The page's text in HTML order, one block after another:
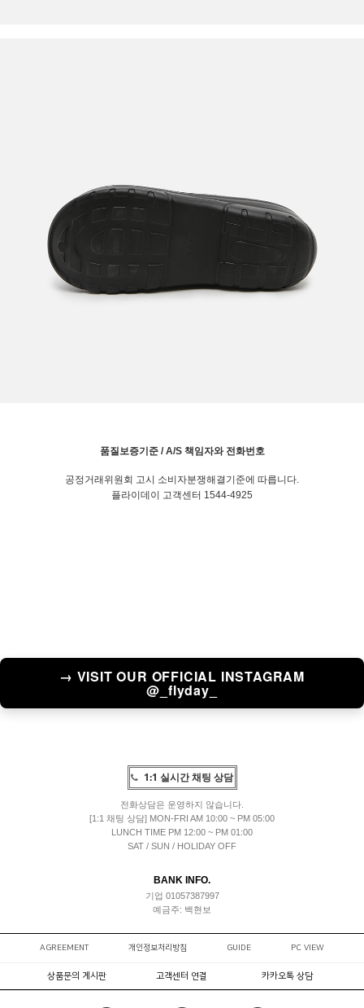
품질보증기준 / A/S 책임자와 전화번호
공정거래위원회 고시 소비자분쟁해결기준에 따릅니다.
플라이데이 고객센터 1544-4925
→ VISIT OUR OFFICIAL INSTAGRAM
@_flyday_
1:1 실시간 채팅 상담
전화상담은 운영하지 않습니다.
[1:1 채팅 상담] MON-FRI AM 10:00 ~ PM 05:00
LUNCH TIME PM 12:00 ~ PM 01:00
SAT / SUN / HOLIDAY OFF
BANK INFO.
기업 01057387997
예금주: 백현보
AGREEMENT 개인정보처리방침 GUIDE PC VIEW
상품문의 게시판 고객센터 연결 카카오톡 상담